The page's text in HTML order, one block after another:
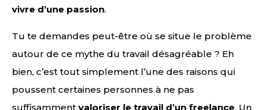
vivre d’une passion.
Tu te demandes peut-être où se situe le problème
autour de ce mythe du travail désagréable ? Eh
bien, c’est tout simplement l’une des raisons qui
poussent certaines personnes à ne pas
suffisamment valoriser le travail d’un freelance. Un